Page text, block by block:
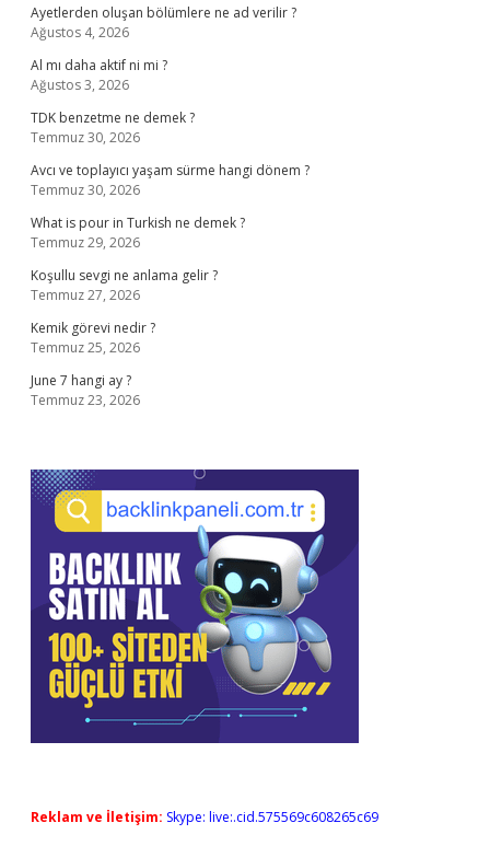
Ayetlerden oluşan bölümlere ne ad verilir ?
Ağustos 4, 2026
Al mı daha aktif ni mi ?
Ağustos 3, 2026
TDK benzetme ne demek ?
Temmuz 30, 2026
Avcı ve toplayıcı yaşam sürme hangi dönem ?
Temmuz 30, 2026
What is pour in Turkish ne demek ?
Temmuz 29, 2026
Koşullu sevgi ne anlama gelir ?
Temmuz 27, 2026
Kemik görevi nedir ?
Temmuz 25, 2026
June 7 hangi ay ?
Temmuz 23, 2026
Reklam ve İletişim: Skype: live:.cid.575569c608265c69